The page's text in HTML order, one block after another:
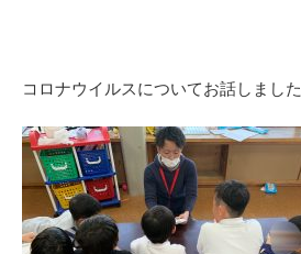
コロナウイルスについてお話しました